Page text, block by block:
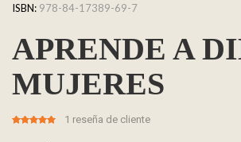
ISBN: 978-84-17389-69-7
APRENDE A
MUJERES
1 reseña de cliente